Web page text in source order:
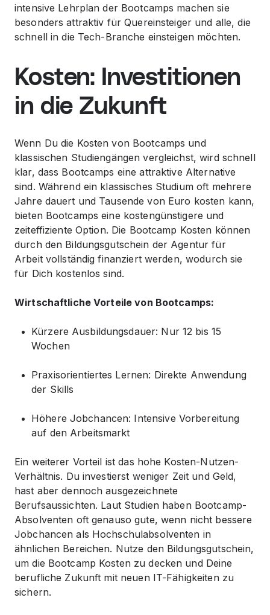
intensive Lehrplan der Bootcamps machen sie
besonders attraktiv für Quereinsteiger und alle, die
schnell in die Tech-Branche einsteigen möchten.
Kosten: Investitionen
in die Zukunft
Wenn Du die Kosten von Bootcamps und
klassischen Studiengängen vergleichst, wird schnell
klar, dass Bootcamps eine attraktive Alternative
sind. Während ein klassisches Studium oft mehrere
Jahre dauert und Tausende von Euro kosten kann,
bieten Bootcamps eine kostengünstigere und
zeiteffiziente Option. Die Bootcamp Kosten können
durch den Bildungsgutschein der Agentur für
Arbeit vollständig finanziert werden, wodurch sie
für Dich kostenlos sind.
Wirtschaftliche Vorteile von Bootcamps:
Kürzere Ausbildungsdauer: Nur 12 bis 15
Wochen
Praxisorientiertes Lernen: Direkte Anwendung
der Skills
Höhere Jobchancen: Intensive Vorbereitung
auf den Arbeitsmarkt
Ein weiterer Vorteil ist das hohe Kosten-Nutzen-
Verhältnis. Du investierst weniger Zeit und Geld,
hast aber dennoch ausgezeichnete
Berufsaussichten. Laut Studien haben Bootcamp-
Absolventen oft genauso gute, wenn nicht bessere
Jobchancen als Hochschulabsolventen in
ähnlichen Bereichen. Nutze den Bildungsgutschein,
um die Bootcamp Kosten zu decken und Deine
berufliche Zukunft mit neuen IT-Fähigkeiten zu
sichern.